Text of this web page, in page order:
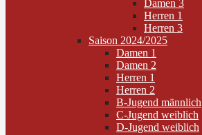
Damen 3
Herren 1
Herren 3
Saison 2024/2025
Damen 1
Damen 2
Herren 1
Herren 2
B-Jugend männlich
C-Jugend weiblich
D-Jugend weiblich